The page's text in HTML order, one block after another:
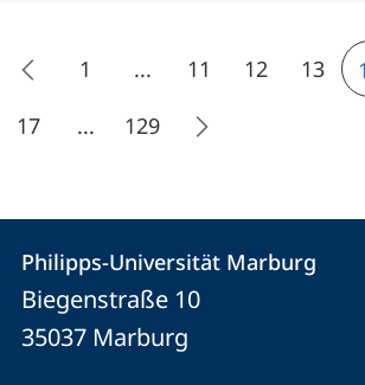
1 ... 11 12 13
17
... 129
Kontakt
und
Informationen
Kontaktinformationen
Philipps-
Universität
Marburg
Philipps-Universität Marburg
Biegenstraße 10
35037 Marburg